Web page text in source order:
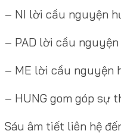
– NI lời cầu nguyện
– PAD lời cầu
– ME lời cầu nguyện
– HUNG gom góp sự
Sáu âm tiết liên hệ